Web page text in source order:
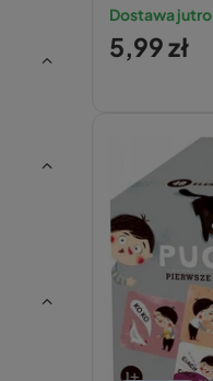
Dostawa jutro
5,99 zł